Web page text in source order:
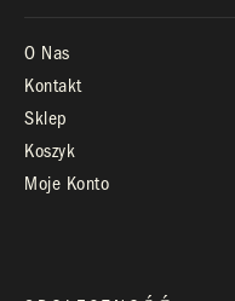
O Nas
Kontakt
Sklep
Koszyk
Moje Konto